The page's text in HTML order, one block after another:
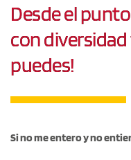
Desde el
con diversidad
puedes!
Si no me entero y no